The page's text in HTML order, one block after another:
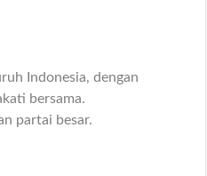
Indonesia, dengan
bersama.
partai besar.